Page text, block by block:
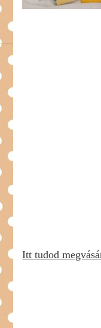
Itt tudod